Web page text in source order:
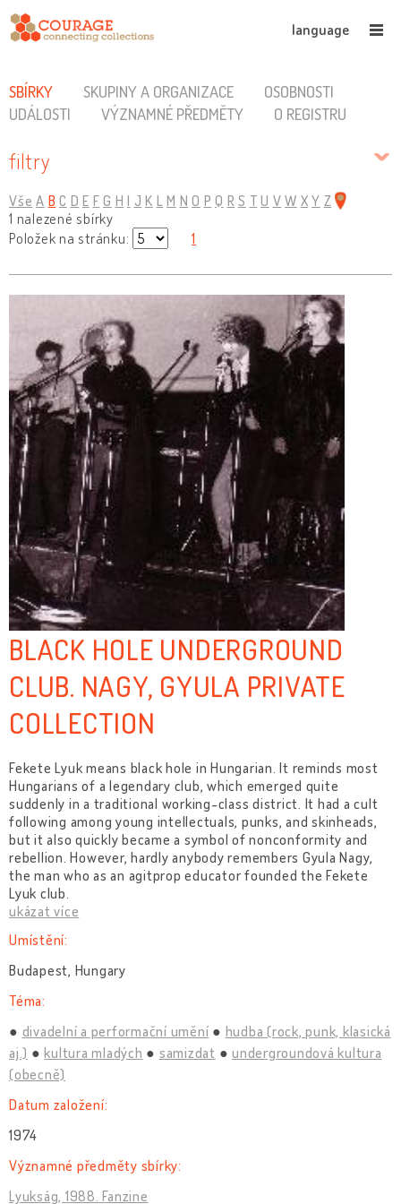
language
SBÍRKY SKUPINY A ORGANIZACE
OSOBNOSTI
UDÁLOSTI
VÝZNAMNÉ PŘEDMĚTY O REGISTRU
filtry
Vše A B C D E F G H I J K L M N O P Q R S T U V W X Y Z
1 nalezené sbírky
Položek na stránku:
1
BLACK HOLE UNDERGROUND
CLUB. NAGY, GYULA PRIVATE
COLLECTION
Fekete Lyuk means black hole in Hungarian. It reminds most
Hungarians of a legendary club, which emerged quite
suddenly in a traditional working-class district. It had a cult
following among young intellectuals, punks, and skinheads,
but it also quickly became a symbol of nonconformity and
rebellion. However, hardly anybody remembers Gyula Nagy,
the man who as an agitprop educator founded the Fekete
Lyuk club.
ukázat více
Umístění:
Budapest, Hungary
Téma:
divadelní a performační umění
hudba (rock, punk, klasická
aj.)
kultura mladých samizdat
undergroundová kultura
(obecně)
Datum založení:
1974
Významné předměty sbírky:
Lyukság, 1988. Fanzine